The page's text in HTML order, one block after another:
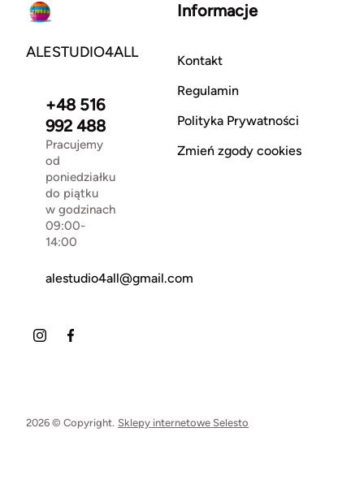
ALESTUDIO4ALL
+48 516
992 488
Pracujemy
od
poniedziałku
do piątku
w godzinach
09:00-
14:00
alestudio4all@gmail.com
Informacje
Kontakt
Regulamin
Polityka Prywatności
Zmień zgody cookies
2026 © Copyright. Sklepy internetowe Selesto